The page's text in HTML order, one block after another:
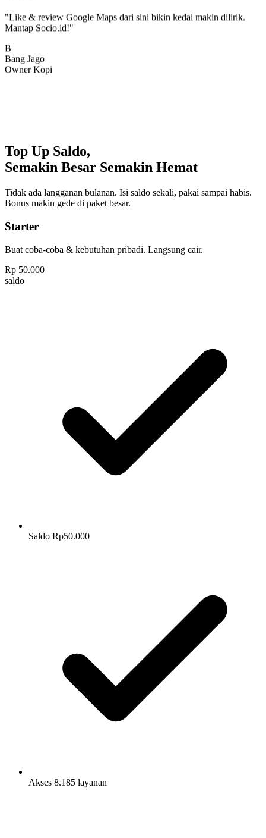
Mantap Socio.id!"
Bang Jago
Owner Kopi
Top Up Saldo,
Semakin Besar Semakin Hemat
Tidak ada langganan bulanan. Isi saldo sekali, pakai sampai habis.
Bonus makin gede di paket besar.
Starter
Buat coba-coba & kebutuhan pribadi. Langsung cair.
Rp 50.000
saldo
Saldo Rp50.000
Akses 8.185 layanan